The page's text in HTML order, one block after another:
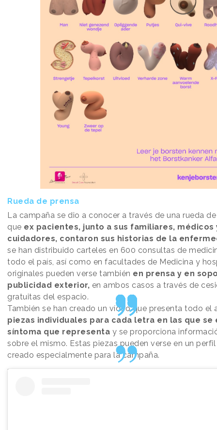
Rueda de prensa
La campaña se dio a conocer a través de una rueda
que ex pacientes, junto a sus familiares, médicos
cuidadores, contaron sus historias de la
se han distribuido carteles en 600 consultas de
todo el país, así como en facultades de Medicina y
originales pueden verse también en prensa y en
publicidad exterior, en ambos casos a través de
gratuitas del espacio.
También se han creado un vídeo que presenta todo el
piezas individuales para cada letra en las que se
síntoma que representa y se proporciona
sobre el mismo. Estas piezas pueden verse en un
creado especialmente para la campaña.